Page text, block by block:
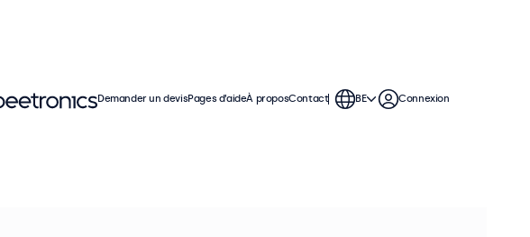
Demander un devisPages d’aideÀ proposContact BE Connexion